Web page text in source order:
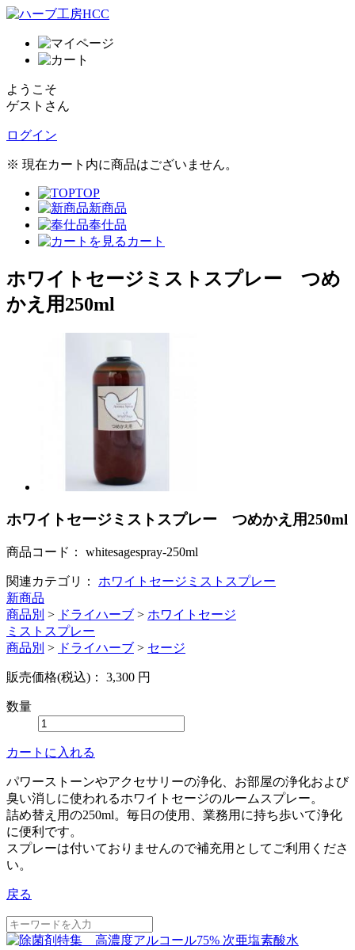
ようこそ
ゲストさん
ログイン
※ 現在カート内に商品はございません。
TOP
新商品
奉仕品
カート
ホワイトセージミストスプレー つめ
かえ用250ml
ホワイトセージミストスプレー つめかえ用250ml
商品コード： whitesagespray-250ml
関連カテゴリ：
ホワイトセージミストスプレー
新商品
商品別 > ドライハーブ > ホワイトセージ
ミストスプレー
商品別 > ドライハーブ > セージ
販売価格(税込)： 3,300 円
数量
カートに入れる
パワーストーンやアクセサリーの浄化、お部屋の浄化および
臭い消しに使われるホワイトセージのルームスプレー。
詰め替え用の250ml。毎日の使用、業務用に持ち歩いて浄化
に便利です。
スプレーは付いておりませんので補充用としてご利用くださ
い。
戻る